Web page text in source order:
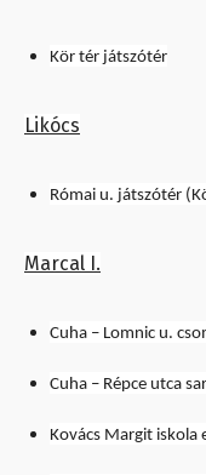
Kör tér játszótér
Likócs
Római u. játszótér
Marcal I.
Cuha – Lomnic u.
Cuha – Répce utca
Kovács Margit iskola